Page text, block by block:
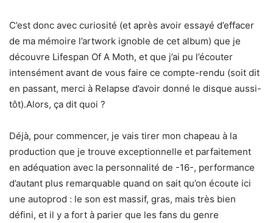
C’est donc avec curiosité (et après avoir essayé d’effacer
de ma mémoire l’artwork ignoble de cet album) que je
découvre Lifespan Of A Moth, et que j’ai pu l’écouter
intensément avant de vous faire ce compte-rendu (soit dit
en passant, merci à Relapse d’avoir donné le disque aussi-
tôt).Alors, ça dit quoi ?
Déjà, pour commencer, je vais tirer mon chapeau à la
production que je trouve exceptionnelle et parfaitement
en adéquation avec la personnalité de -16-, performance
d’autant plus remarquable quand on sait qu’on écoute ici
une autoprod : le son est massif, gras, mais très bien
défini, et il y a fort à parier que les fans du genre